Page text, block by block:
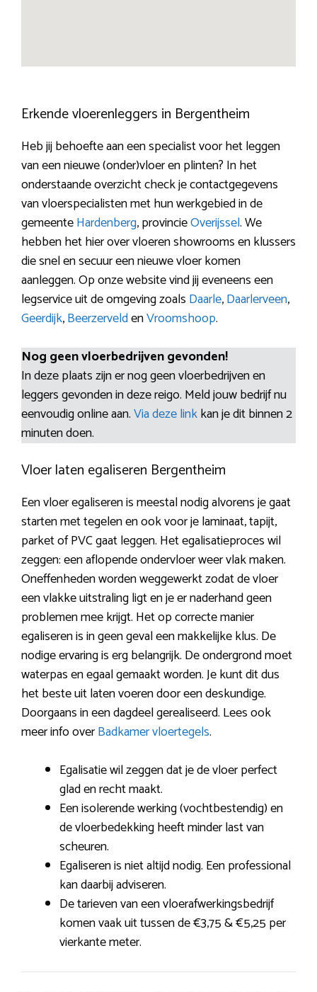
Erkende vloerenleggers in Bergentheim
Heb jij behoefte aan een specialist voor het leggen
van een nieuwe (onder)vloer en plinten? In het
onderstaande overzicht check je contactgegevens
van vloerspecialisten met hun werkgebied in de
gemeenteHardenberg, provincieOverijssel. We
hebben het hier over vloeren showrooms en klussers
die snel en secuur een nieuwe vloer komen
aanleggen. Op onze website vind jij eveneens een
legservice uit de omgeving zoals Daarle,Daarlerveen,
Geerdijk,BeerzerveldenVroomshoop.
Nog geen vloerbedrijven gevonden!
In deze plaats zijn er nog geen vloerbedrijven en
leggers gevonden in deze reigo. Meld jouw bedrijf nu
eenvoudig online aan.Via deze linkkan je dit binnen 2
minuten doen.
Vloer laten egaliseren Bergentheim
Een vloer egaliseren is meestal nodig alvorens je gaat
starten met tegelen en ook voor je laminaat, tapijt,
parket of PVC gaat leggen. Het egalisatieproces wil
zeggen: een aflopende ondervloer weer vlak maken.
Oneffenheden worden weggewerkt zodat de vloer
een vlakke uitstraling ligt en je er naderhand geen
problemen mee krijgt. Het op correcte manier
egaliseren is in geen geval een makkelijke klus. De
nodige ervaring is erg belangrijk. De ondergrond moet
waterpas en egaal gemaakt worden. Je kunt dit dus
het beste uit laten voeren door een deskundige.
Doorgaans in een dagdeel gerealiseerd. Lees ook
meer info overBadkamer vloertegels.
Egalisatie wil zeggen dat je de vloer perfect
glad en recht maakt.
Een isolerende werking (vochtbestendig) en
de vloerbedekking heeft minder last van
scheuren.
Egaliseren is niet altijd nodig. Een professional
kan daarbij adviseren.
De tarieven van een vloerafwerkingsbedrijf
komen vaak uit tussen de €3,75 & €5,25 per
vierkante meter.